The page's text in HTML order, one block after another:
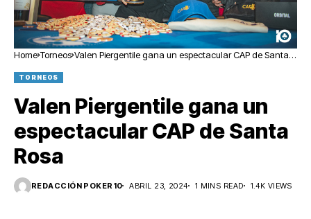
Home Torneos Valen Piergentile gana un espectacular CAP de Santa
TORNEOS
Valen Piergentile gana un
espectacular CAP de Santa
Rosa
REDACCIÓN POKER10 ABRIL 23, 2024 1 MINS READ 1.4K VIEWS